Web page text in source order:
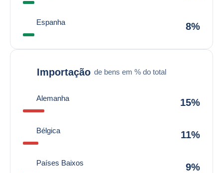
Espanha 8%
Importação de bens em % do total
Alemanha 15%
Bélgica 11%
Países Baixos 9%